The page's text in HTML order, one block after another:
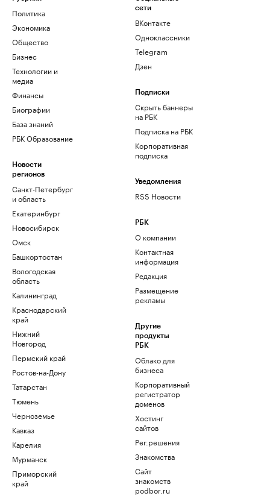
Политика
Экономика
Общество
Бизнес
Технологии и
медиа
Финансы
Биографии
База знаний
РБК Образование
Новости
регионов
Санкт-Петербург
и область
Екатеринбург
Новосибирск
Омск
Башкортостан
Вологодская
область
Калининград
Краснодарский
край
Нижний
Новгород
Пермский край
Ростов-на-Дону
Татарстан
Тюмень
Черноземье
Кавказ
Карелия
Мурманск
Приморский
край
сети
ВКонтакте
Одноклассники
Telegram
Дзен
Подписки
Скрыть баннеры
на РБК
Подписка на РБК
Корпоративная
подписка
Уведомления
RSS Новости
РБК
О компании
Контактная
информация
Редакция
Размещение
рекламы
Другие
продукты
РБК
Облако для
бизнеса
Корпоративный
регистратор
доменов
Хостинг
сайтов
Рег.решения
Знакомства
Сайт
знакомств
podbor.ru